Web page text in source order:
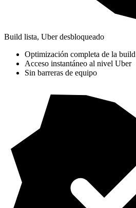
Build lista, Uber desbloqueado
Optimización completa de la build
Acceso instantáneo al nivel Uber
Sin barreras de equipo